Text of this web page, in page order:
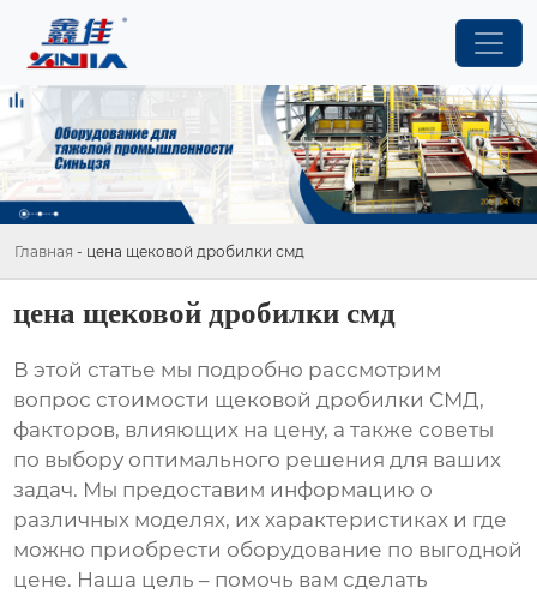
Главная - цена щековой дробилки смд
цена щековой дробилки смд
В этой статье мы подробно рассмотрим
вопрос стоимости щековой дробилки СМД,
факторов, влияющих на цену, а также советы
по выбору оптимального решения для ваших
задач. Мы предоставим информацию о
различных моделях, их характеристиках и где
можно приобрести оборудование по выгодной
цене. Наша цель – помочь вам сделать